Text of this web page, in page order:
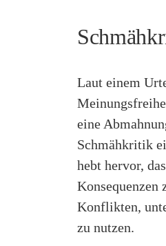
Laut einem
eine
Schmähkritik
hebt hervor,
Konsequenzen
Konflikten,
zu nutzen.